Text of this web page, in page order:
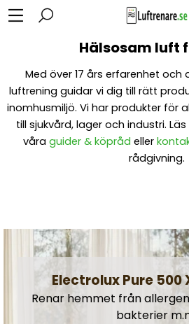
Hälsosam luft
Med över 17 års erfarenhet
luftrening guidar vi dig till rätt
inomhusmiljö. Vi har produkter för
till sjukvård, lager och industri.
våra guider & köpråd eller
rådgivning.
Electrolux Pure 500
Renar hemmet från
bakterier